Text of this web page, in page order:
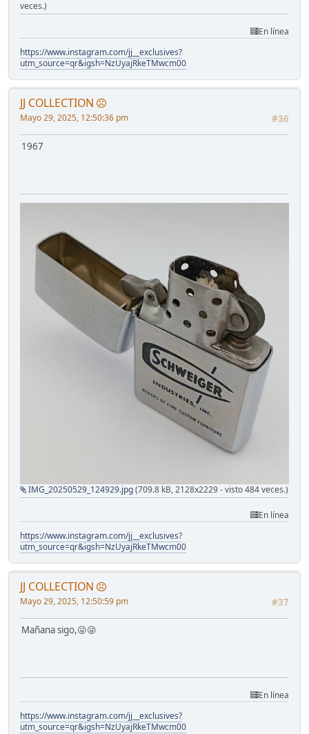
veces.)
En línea
https://www.instagram.com/jj__exclusives?
utm_source=qr&igsh=NzUyajRkeTMwcm00
JJ COLLECTION
#36
Mayo 29, 2025, 12:50:36 pm
1967
IMG_20250529_124929.jpg(709.8 kB, 2128x2229 - visto 484 veces.)
En línea
https://www.instagram.com/jj__exclusives?
utm_source=qr&igsh=NzUyajRkeTMwcm00
JJ COLLECTION
#37
Mayo 29, 2025, 12:50:59 pm
Mañana sigo,😜😜
En línea
https://www.instagram.com/jj__exclusives?
utm_source=qr&igsh=NzUyajRkeTMwcm00